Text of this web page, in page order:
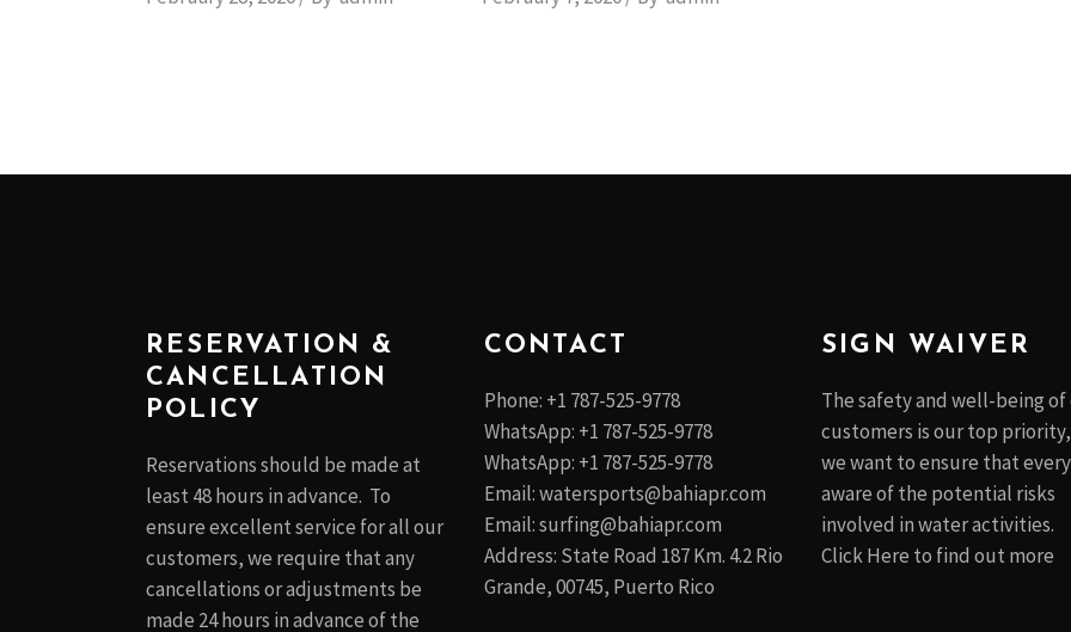
RESERVATION &
CANCELLATION
POLICY
Reservations should be made at
least 48 hours in advance. To
ensure excellent service for all our
customers, we require that any
cancellations or adjustments be
made 24 hours in advance of the
CONTACT
Phone: +1 787-525-9778
WhatsApp: +1 787-525-9778
WhatsApp: +1 787-525-9778
Email:watersports@bahiapr.com
Email:surfing@bahiapr.com
Address: State Road 187 Km. 4.2 Rio
Grande, 00745, Puerto Rico
SIGN WAIVER
The safety and well-being
customers is our top
we want to ensure that
aware of the potential risks
involved in water activities.
Click Here to find out more